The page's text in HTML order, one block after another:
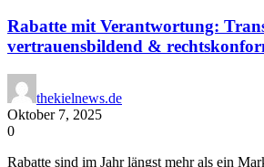
Rabatte mit Verantwortung:
vertrauensbildend &
thekielnews.de
Oktober 7, 2025
0
Rabatte sind im Jahr längst mehr als ein